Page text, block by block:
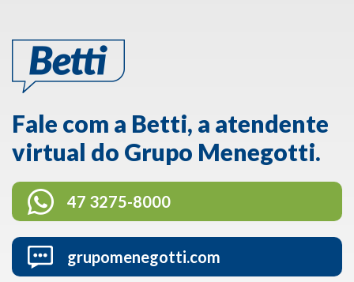
Fale com a Betti, a atendente
virtual do Grupo Menegotti.
47 3275-8000
grupomenegotti.com